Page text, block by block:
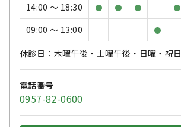
14:00 〜 18:30 ● ● ● ●
09:00 〜 13:00 ●
休診日：木曜午後・土曜午後・日曜・祝日
電話番号
0957-82-0600